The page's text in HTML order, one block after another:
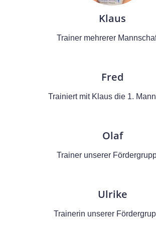
Klaus
Trainer mehrerer
Fred
Trainiert mit Klaus die 1.
Olaf
Trainer unserer
Ulrike
Trainerin unserer